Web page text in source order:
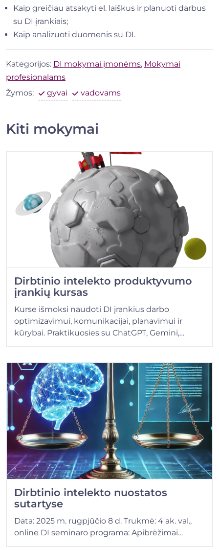
Kaip greičiau atsakyti el. laiškus ir planuoti darbus
su DI įrankiais;
Kaip analizuoti duomenis su DI.
Kategorijos: DI mokymai įmonėms, Mokymai
profesionalams
Žymos:
gyvai vadovams
Kiti mokymai
Dirbtinio intelekto produktyvumo
įrankių kursas
Kurse išmoksi naudoti DI įrankius darbo
optimizavimui, komunikacijai, planavimui ir
kūrybai. Praktikuosies su ChatGPT, Gemini,…
Dirbtinio intelekto nuostatos
sutartyse
Data: 2025 m. rugpjūčio 8 d. Trukmė: 4 ak. val.,
online DI seminaro programa: Apibrėžimai…